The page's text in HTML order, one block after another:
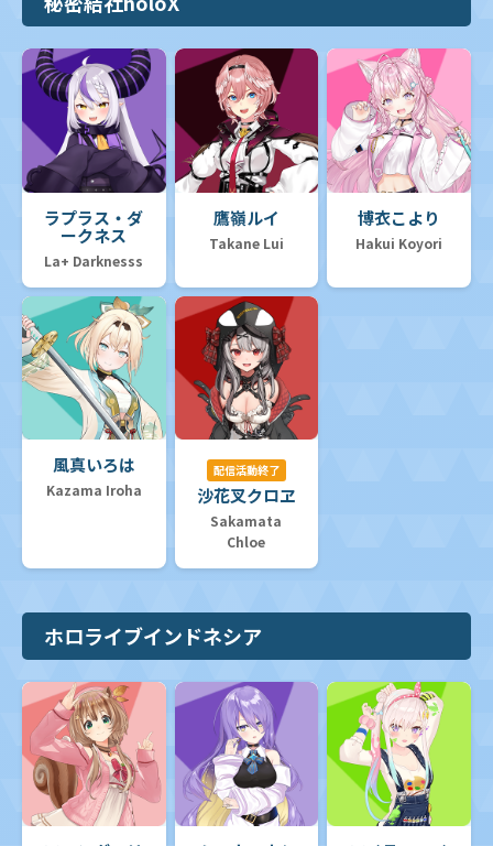
ラプラス・ダ
ークネス
La+ Darknesss
鷹嶺ルイ
Takane Lui
博衣こより
Hakui Koyori
風真いろは
Kazama Iroha
配信活動終了
沙花叉クロヱ
Sakamata
Chloe
ホロライブインドネシア